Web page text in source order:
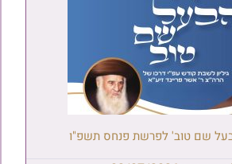
שם טוב' לפרשת פנחס תשפ"ו